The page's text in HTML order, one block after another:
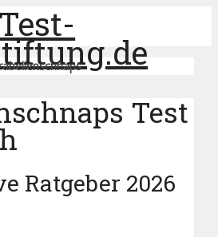
Test
Ratgeber 2026